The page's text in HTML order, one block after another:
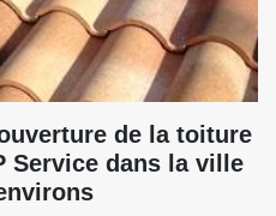
de la toiture
Service dans la ville